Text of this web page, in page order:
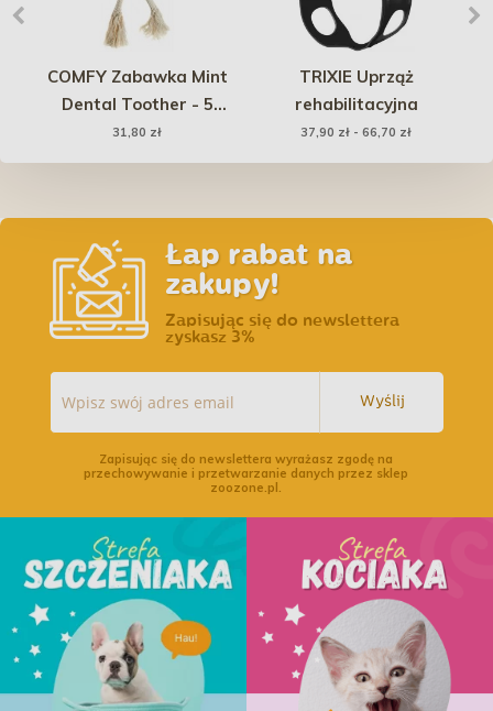
COMFY Zabawka Mint
Dental Toother - 5
elementów
31,80 zł
TRIXIE Uprząż
rehabilitacyjna
37,90 zł - 66,70 zł
Łap rabat na
zakupy!
Zapisując się do newslettera
zyskasz 3%
Wyślij
Zapisując się do newslettera wyrażasz zgodę na
przechowywanie i przetwarzanie danych przez sklep
zoozone.pl.